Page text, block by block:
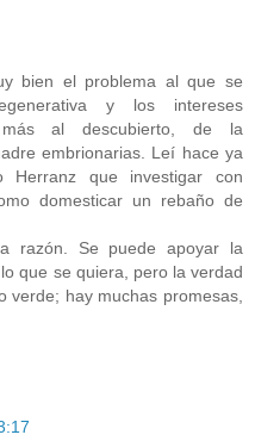
bien el problema al que se
y los intereses
al descubierto, de la
embrionarias. Leí hace ya
Herranz que investigar con
domesticar un rebaño de
razón. Se puede apoyar la
que se quiera, pero la verdad
verde; hay muchas promesas,